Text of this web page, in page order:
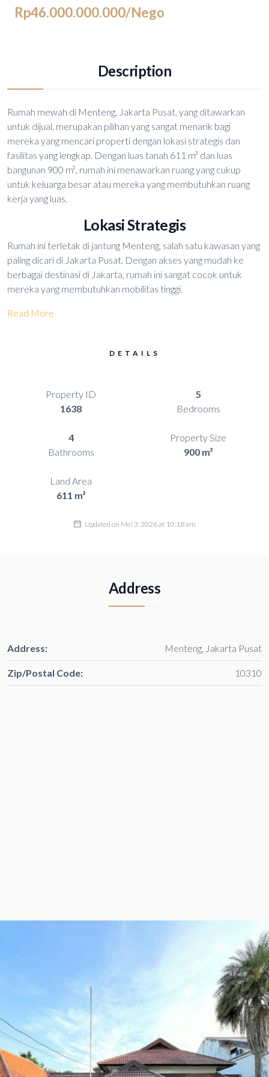
Rp46.000.000.000/Nego
Description
Rumah mewah di Menteng, Jakarta Pusat, yang ditawarkan
untuk dijual, merupakan pilihan yang sangat menarik bagi
mereka yang mencari properti dengan lokasi strategis dan
fasilitas yang lengkap. Dengan luas tanah 611 m² dan luas
bangunan 900 m², rumah ini menawarkan ruang yang cukup
untuk keluarga besar atau mereka yang membutuhkan ruang
kerja yang luas.
Lokasi Strategis
Rumah ini terletak di jantung Menteng, salah satu kawasan yang
paling dicari di Jakarta Pusat. Dengan akses yang mudah ke
berbagai destinasi di Jakarta, rumah ini sangat cocok untuk
mereka yang membutuhkan mobilitas tinggi.
Read More
DETAILS
Property ID
1638
5
Bedrooms
4
Bathrooms
Property Size
900 m²
Land Area
611 m²
Updated on Mei 3, 2026 at 10:18 am
Address
Address: Menteng, Jakarta Pusat
Zip/Postal Code: 10310